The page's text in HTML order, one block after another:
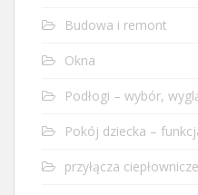
Budowa i remont
Okna
Podłogi – wybór,
Pokój dziecka –
przyłącza